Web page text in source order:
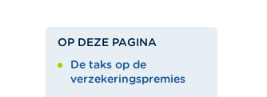
OP DEZE PAGINA
De taks op de
verzekeringspremies